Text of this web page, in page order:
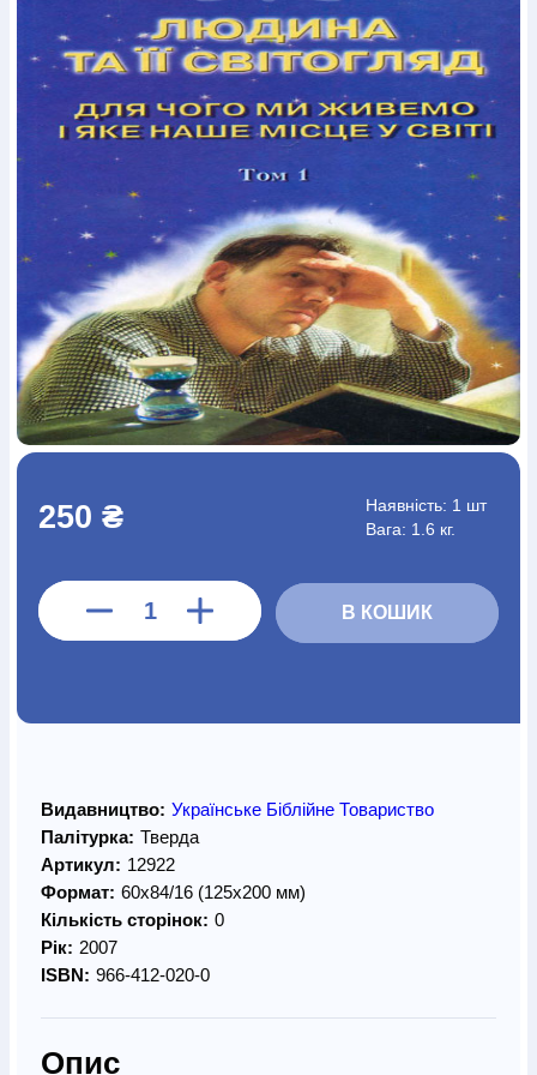
Богослов`я
Шлюб і сім`яЮдаїзм
Супутні товари
ПеріодикаАудіоРучки кульковіВідеоГалантерея
Закладки для книг
Футболки Брелоки Сумки
БлокнотиЩоденники / щотижневикиВироби з дерева
Вироби з кераміки і глиниВироби з сріблаКартини
Шкіряні виробиМагніти
Металеві
вироби
Міні-лампи Наклейки Настільні ігри
Пакети
подарункові
ПлакатиПластмасові виробиХустки
Подарункові карткиРозвиваючі ігриРепринтиСвічки
ФотокартиниЧохли на БибліїГоловні убори
КалендаріКанцелярскі товариКомп`ютерні ігри
ЛистівкиСувенирна продукціяГодинники
Пазли
Книга в комплекті
За додатковою інформацією дзвоніть за номером:+38
(097) 880-6379
Ми у Facebook
250 ₴ Наявність: 1 шт
Вага: 1.6 кг.
В КОШИК
Видавництво: Українське Біблійне Товариство
Палітурка: Тверда
Артикул: 12922
Формат: 60х84/16 (125х200 мм)
Кількість сторінок: 0
Рік: 2007
ISBN: 966-412-020-0
Опис